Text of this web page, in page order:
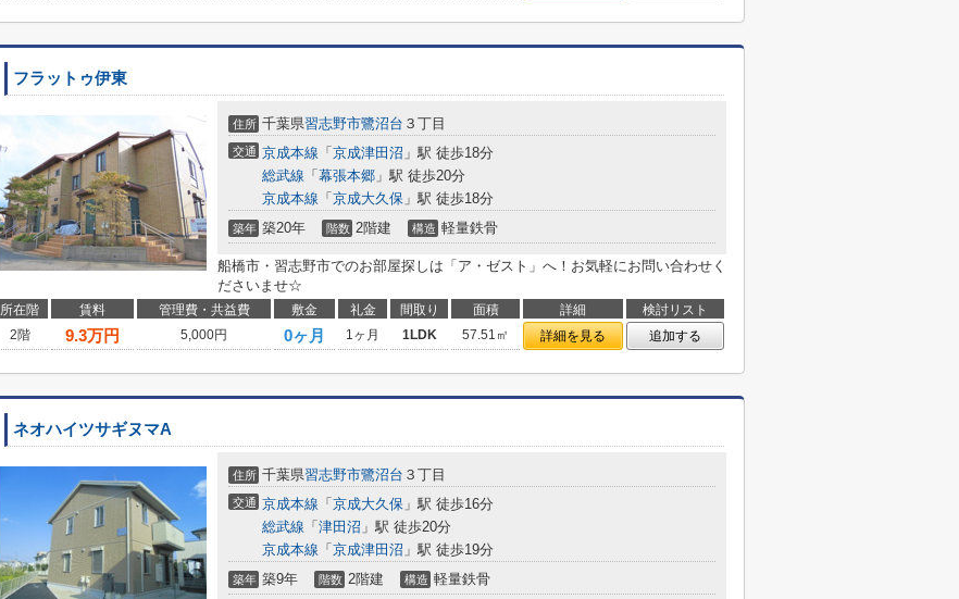
フラットゥ伊東
住所 千葉県習志野市鷺沼台 ３丁目
交通 京成本線 「 京成津田沼 」駅 徒歩18分
総武線 「 幕張本郷 」駅 徒歩20分
京成本線 「 京成大久保 」駅 徒歩18分
築年 築20年 階数 2階建 構造 軽量鉄骨
船橋市・習志野市でのお部屋探しは「ア・ゼスト」へ！お気軽にお問い合わせく
ださいませ☆
所在階 賃料 管理費・共益費 敷金 礼金 間取り 面積 詳細
検討リスト
2階
9.3万円 5,000円 0ヶ月 1ヶ月 1LDK 57.51㎡ 詳細を見る 追加する
ネオハイツサギヌマA
住所 千葉県習志野市鷺沼台 ３丁目
交通 京成本線 「 京成大久保 」駅 徒歩16分
総武線 「 津田沼 」駅 徒歩20分
京成本線 「 京成津田沼 」駅 徒歩19分
築年 築9年 階数 2階建 構造 軽量鉄骨